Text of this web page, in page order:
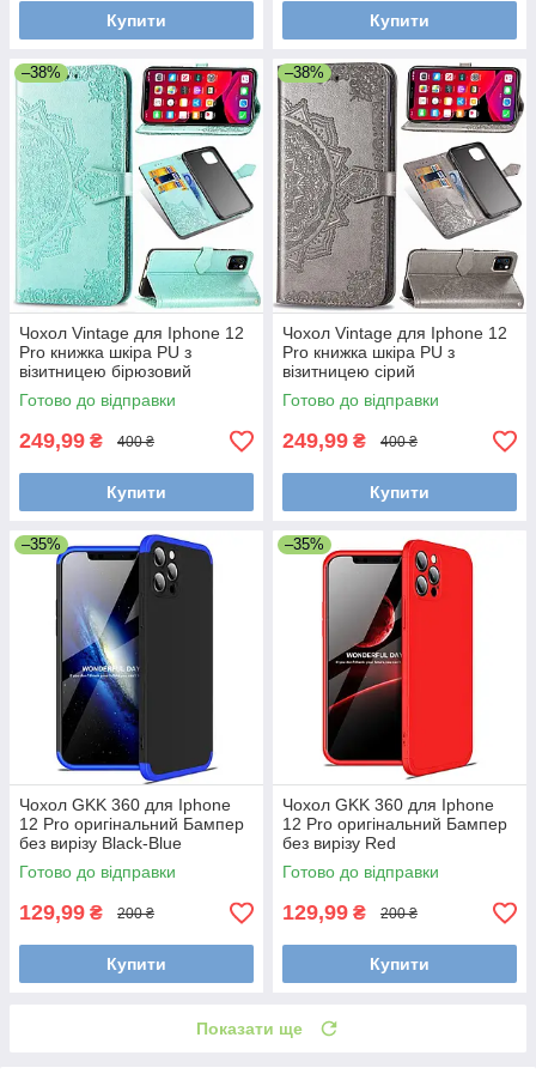
Купити Купити
–38%
Чохол Vintage для Iphone 12
Pro книжка шкіра PU з
візитницею бірюзовий
Готово до відправки
249,99 ₴ 400 ₴
Купити
–38%
Чохол Vintage для Iphone 12
Pro книжка шкіра PU з
візитницею сірий
Готово до відправки
249,99 ₴ 400 ₴
Купити
–35%
Чохол GKK 360 для Iphone
12 Pro оригінальний Бампер
без вирізу Black-Blue
Готово до відправки
129,99 ₴ 200 ₴
Купити
–35%
Чохол GKK 360 для Iphone
12 Pro оригінальний Бампер
без вирізу Red
Готово до відправки
129,99 ₴ 200 ₴
Купити
Показати ще